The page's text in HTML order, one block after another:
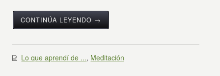
CONTINÚA LEYENDO →
Lo que aprendí de ..., Meditación